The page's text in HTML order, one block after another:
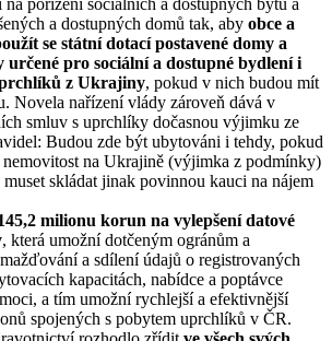
a dostupných domů tak, aby obce a
se státní dotací postavené domy a
určené pro sociální a dostupné bydlení i
z Ukrajiny, pokud v nich budou mít
Novela nařízení vlády zároveň dává v
smluv s uprchlíky dočasnou výjimku ze
Budou zde být ubytováni i tehdy, pokud
na Ukrajině (výjimka z podmínky)
muset skládat jinak povinnou kauci na nájem
milionu korun na vylepšení datové
, která umožní dotčeným ogránům a
a sdílení údajů o registrovaných
kapacitách, nabídce a poptávce
a tím umožní rychlejší a efektivnější
spojených s pobytem uprchlíků v ČR.